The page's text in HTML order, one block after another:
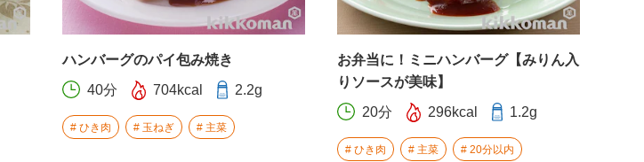
ハンバーグのパイ包み焼き
40分 704kcal 2.2g
ひき肉 玉ねぎ 主菜
お弁当に！ミニハンバーグ【みりん入
りソースが美味】
20分 296kcal 1.2g
ひき肉 主菜 20分以内